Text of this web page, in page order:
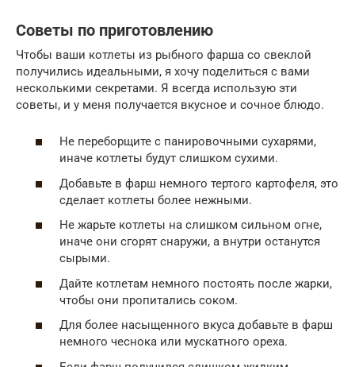
Советы по приготовлению
Чтобы ваши котлеты из рыбного фарша со свеклой
получились идеальными, я хочу поделиться с вами
несколькими секретами. Я всегда использую эти
советы, и у меня получается вкусное и сочное блюдо.
Не переборщите с панировочными сухарями,
иначе котлеты будут слишком сухими.
Добавьте в фарш немного тертого картофеля, это
сделает котлеты более нежными.
Не жарьте котлеты на слишком сильном огне,
иначе они сгорят снаружи, а внутри останутся
сырыми.
Дайте котлетам немного постоять после жарки,
чтобы они пропитались соком.
Для более насыщенного вкуса добавьте в фарш
немного чеснока или мускатного ореха.